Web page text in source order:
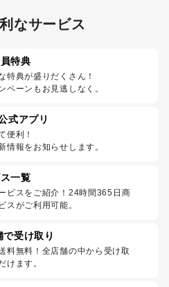
なサービス
特典
特典が盛りだくさん！
ペーンもお見逃しなく。
式アプリ
便利！
情報をお知らせします。
一覧
ビスをご紹介！24時間365日商
スがご利用可能。
受け取り
料無料！全店舗の中から受け取
けます。